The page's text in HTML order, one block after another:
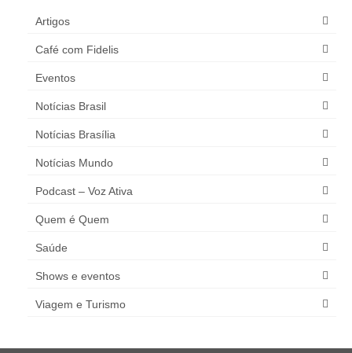
Artigos
Café com Fidelis
Eventos
Notícias Brasil
Notícias Brasília
Notícias Mundo
Podcast – Voz Ativa
Quem é Quem
Saúde
Shows e eventos
Viagem e Turismo